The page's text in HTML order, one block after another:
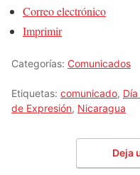
Correo electrónico
Imprimir
Categorías: Comunicados
Etiquetas: comunicado,
de Expresión, Nicaragua
Deja